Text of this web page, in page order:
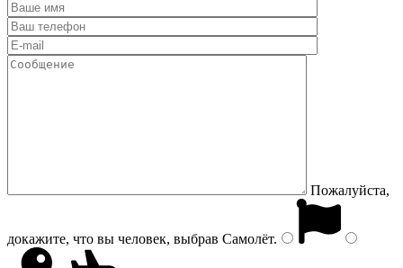
Пожалуйста,
докажите, что вы человек, выбрав Самолёт.